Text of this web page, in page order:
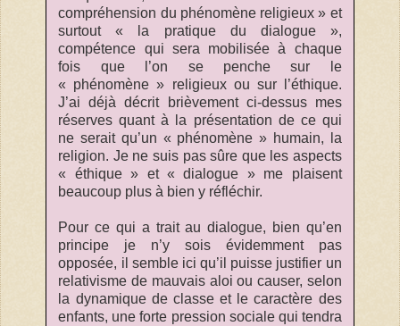
compréhension du phénomène religieux » et
surtout « la pratique du dialogue »,
compétence qui sera mobilisée à chaque
fois que l’on se penche sur le
« phénomène » religieux ou sur l’éthique.
J’ai déjà décrit brièvement ci-dessus mes
réserves quant à la présentation de ce qui
ne serait qu’un « phénomène » humain, la
religion. Je ne suis pas sûre que les aspects
« éthique » et « dialogue » me plaisent
beaucoup plus à bien y réfléchir.
Pour ce qui a trait au dialogue, bien qu’en
principe je n’y sois évidemment pas
opposée, il semble ici qu’il puisse justifier un
relativisme de mauvais aloi ou causer, selon
la dynamique de classe et le caractère des
enfants, une forte pression sociale qui tendra